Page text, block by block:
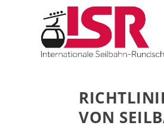
VON